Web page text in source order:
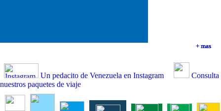
+ mas
+ mas
+ mas
+ mas
Un pedacito de Venezuela en Instagram
Consulta
nuestros paquetes de viaje